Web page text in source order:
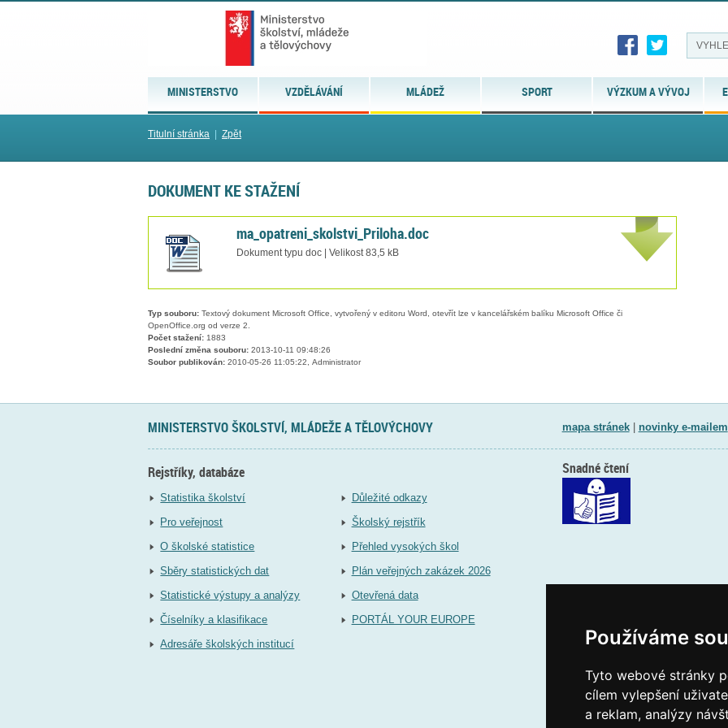
Používáme
Tyto webové stránky
cílem vylepšení
a reklam, analýzy
MINISTERSTVO VZDĚLÁVÁNÍ MLÁDEŽ SPORT VÝZKUM A VÝVOJ
Titulní stránka Zpět
DOKUMENT KE STAŽENÍ
ma_opatreni_skolstvi_Priloha.doc
Dokument typu doc | Velikost 83,5 kB
Typ souboru: Textový dokument Microsoft Office, vytvořený v editoru Word, otevřít lze v kancelářském balíku Microsoft Office či
OpenOffice.org od verze 2.
Počet stažení: 1883
Poslední změna souboru: 2013-10-11 09:48:26
Soubor publikován: 2010-05-26 11:05:22, Administrator
MINISTERSTVO ŠKOLSTVÍ, MLÁDEŽE A TĚLOVÝCHOVY mapa stránek| novinky e-mailem
Rejstříky, databáze
Statistika školství
Pro veřejnost
O školské statistice
Sběry statistických dat
Statistické výstupy a analýzy
Číselníky a klasifikace
Adresáře školských institucí
Důležité odkazy
Školský rejstřík
Přehled vysokých škol
Plán veřejných zakázek 2026
Otevřená data
PORTÁL YOUR EUROPE
Snadné čtení